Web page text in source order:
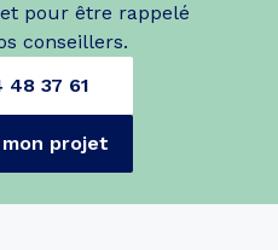
pour être rappelé
conseillers.
48 37 61
projet